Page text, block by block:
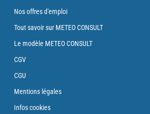
Nos offres d'emploi
Tout savoir sur METEO CONSULT
Le modèle METEO CONSULT
CGV
CGU
Mentions légales
Infos cookies